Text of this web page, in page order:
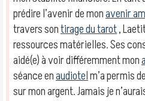
prédire l’avenir de monavenir
travers sontirage du tarot,
ressources matérielles. Ses
aidé(e) à voir différemment mon
séance enaudiotelm’a permis
sur mon argent. Jamais je